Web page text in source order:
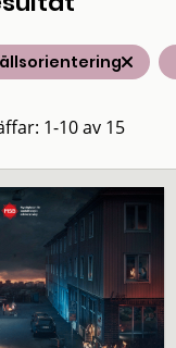
1-10 av 15